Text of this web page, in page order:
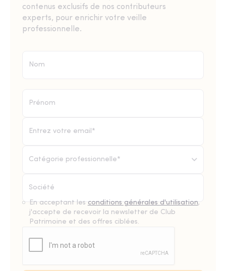
contenus exclusifs de nos contributeurs
experts, pour enrichir votre veille
professionnelle.
Catégorie professionnelle*
En acceptant les conditions générales d'utilisation,
j'accepte de recevoir la newsletter de Club
Patrimoine et des offres ciblées.